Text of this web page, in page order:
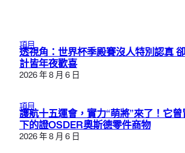
項目
透視角：世界杯季殿賽沒人特別認真
計皆年夜歡喜
2026 年 8 月 6 日
項目
護航十五運會，實力“萌將”來了！它
下的證OSDER奧斯德零件商物
2026 年 8 月 6 日